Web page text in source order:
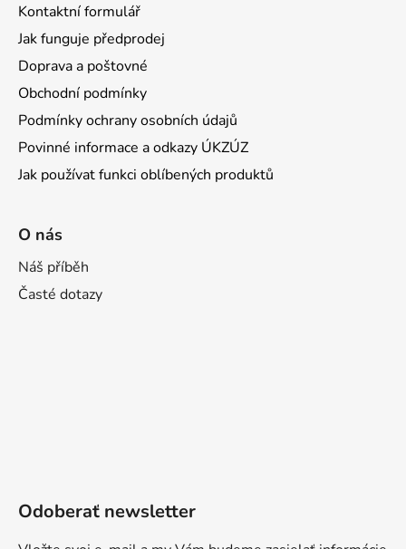
Kontaktní formulář
Jak funguje předprodej
Doprava a poštovné
Obchodní podmínky
Podmínky ochrany osobních údajů
Povinné informace a odkazy ÚKZÚZ
Jak používat funkci oblíbených produktů
O nás
Náš příběh
Časté dotazy
Odoberať newsletter